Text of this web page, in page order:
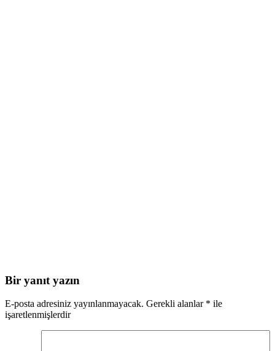
Bir yanıt yazın
E-posta adresiniz yayınlanmayacak. Gerekli alanlar * ile
işaretlenmişlerdir